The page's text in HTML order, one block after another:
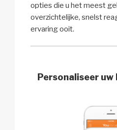
opties die u het meest
overzichtelijke, snelst
ervaring ooit.
Personaliseer